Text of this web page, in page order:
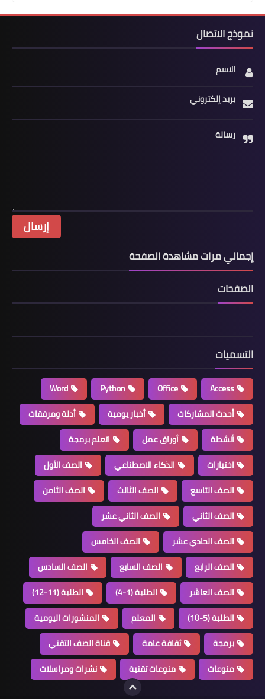
نموذج الاتصال
الاسم
بريد إلكتروني
رسالة
إجمالي مرات مشاهدة الصفحة
الصفحات
التسميات
Access
Office
Python
Word
أحدث المشاركات
أخبار يومية
أدلة ومرفقات
أنشطة
أوراق عمل
اتعلم برمجة
اختبارات
الذكاء الاصطناعي
الصف الأول
الصف التاسع
الصف الثالث
الصف الثامن
الصف الثاني
الصف الثاني عشر
الصف الحادي عشر
الصف الخامس
الصف الرابع
الصف السابع
الصف السادس
الصف العاشر
الطلبة (1-4)
الطلبة (11-12)
الطلبة (5-10)
المعلم
المنشورات اليومية
برمجة
ثقافة عامة
قناة الصف التقني
منوعات
منوعات تقنية نشرات ومراسلات